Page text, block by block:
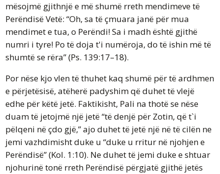
mësojmë gjithnjë e më shumë rreth mendimeve të
Perëndisë Vetë: “Oh, sa të çmuara janë për mua
mendimet e tua, o Perëndi! Sa i madh është gjithë
numri i tyre! Po të doja t'i numëroja, do të ishin më të
shumtë se rëra” (Ps. 139:17–18).
Por nëse kjo vlen të thuhet kaq shumë për të ardhmen
e përjetësisë, atëherë padyshim që duhet të vlejë
edhe për këtë jetë. Faktikisht, Pali na thotë se nëse
duam të jetojmë një jetë “të denjë për Zotin, që t`i
pëlqeni në çdo gjë,” ajo duhet të jetë një në të cilën ne
jemi vazhdimisht duke u “duke u rritur në njohjen e
Perëndisë” (Kol. 1:10). Ne duhet të jemi duke e shtuar
njohurinë tonë rreth Perëndisë përgjatë gjithë jetës